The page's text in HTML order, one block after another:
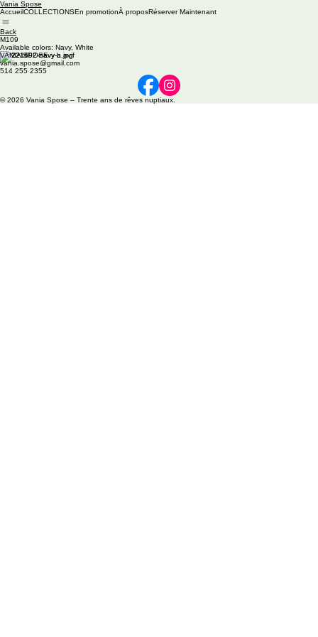
Vania Spose
AccueilCOLLECTIONSEn promotionÀ proposRéserver Maintenant
Back
M109
Available colors: Navy, White
VANIA SPOSE
vania.spose@gmail.com
514 255 2355
© 2026 Vania Spose – Trente ans de rêves nuptiaux.